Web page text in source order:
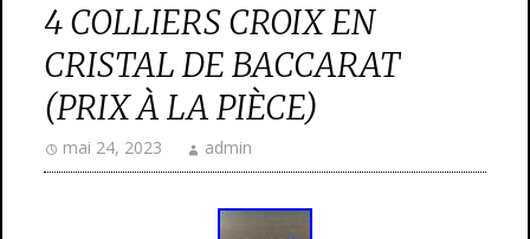
4 COLLIERS CROIX EN
CRISTAL DE BACCARAT
(PRIX À LA PIÈCE)
mai 24, 2023 admin